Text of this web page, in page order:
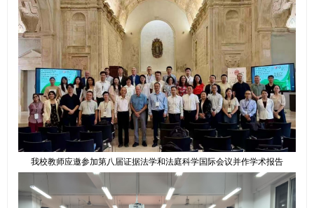
我校教师应邀参加第八届证据法学和法庭科学国际会议并作学术报告